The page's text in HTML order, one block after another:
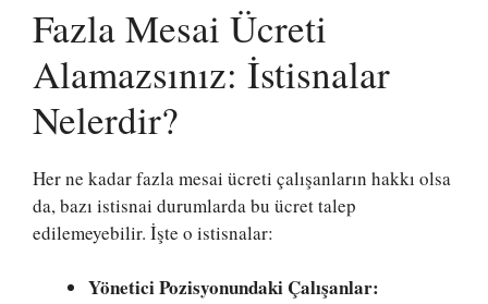
Fazla Mesai Ücreti
Alamazsınız: İstisnalar
Nelerdir?
Her ne kadar fazla mesai ücreti çalışanların hakkı olsa
da, bazı istisnai durumlarda bu ücret talep
edilemeyebilir. İşte o istisnalar:
Yönetici Pozisyonundaki Çalışanlar: